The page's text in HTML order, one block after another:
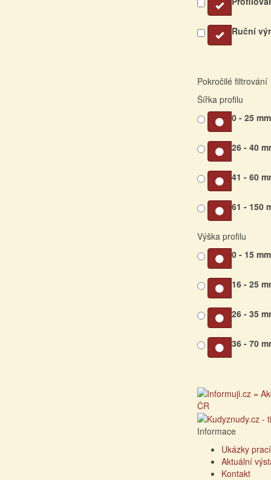
Ruční
Pokročilé filtrování
Šířka profilu
0 - 25
26 - 40
41 - 60
61 - 150
Výška profilu
0 - 15
16 - 25
26 - 35
36 - 70
Informace
Ukázky prací
Aktuální
Kontakt